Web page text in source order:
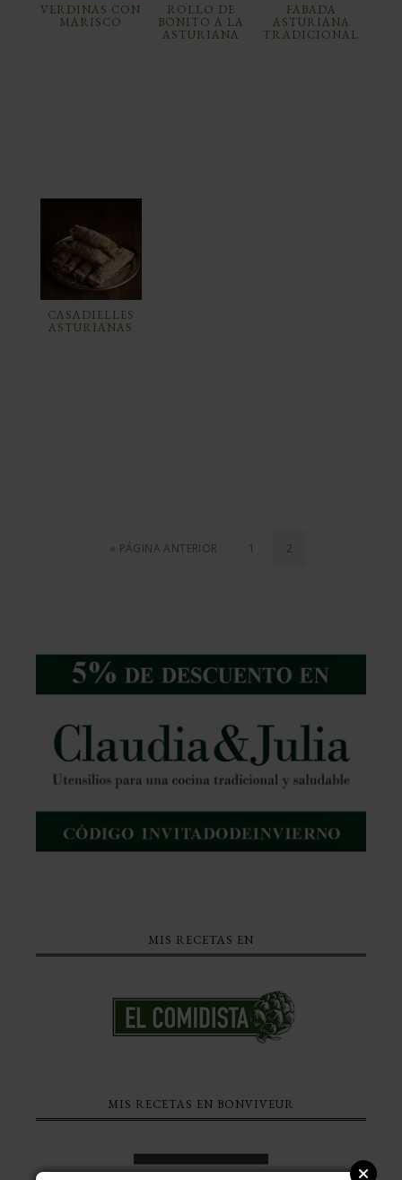
VERDINAS CON
MARISCO
ROLLO DE
BONITO A LA
ASTURIANA
FABADA
ASTURIANA
TRADICIONAL
CASADIELLES
ASTURIANAS
« PÁGINA ANTERIOR 1 2
MIS RECETAS EN
MIS RECETAS EN BONVIVEUR